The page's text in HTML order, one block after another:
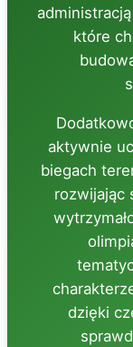
które
aktywnie
biegach
rozwijając
dzięki